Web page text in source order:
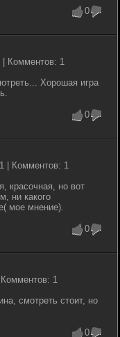
0
Комментов: 1
Хорошая игра
0
| Комментов: 1
красочная, но вот
ни какого
мое мнение).
0
1
смотреть стоит, но
0